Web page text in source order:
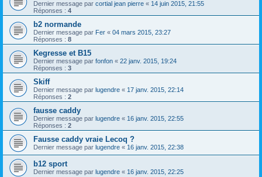
Dernier message par cortial jean pierre « 14 juin 2015, 21:55
Réponses : 4
b2 normande
Dernier message par Fer « 04 mars 2015, 23:27
Réponses : 8
Kegresse et B15
Dernier message par fonfon « 22 janv. 2015, 19:24
Réponses : 3
Skiff
Dernier message par lugendre « 17 janv. 2015, 22:14
Réponses : 2
fausse caddy
Dernier message par lugendre « 16 janv. 2015, 22:55
Réponses : 2
Fausse caddy vraie Lecoq ?
Dernier message par lugendre « 16 janv. 2015, 22:38
b12 sport
Dernier message par lugendre « 16 janv. 2015, 22:25